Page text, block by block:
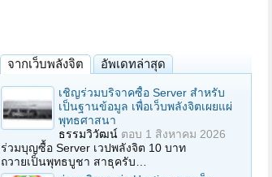
จากเว็บพลังจิต อัพเดทล่าสุด
เชิญร่วมบริจาคซื้อ Server สำหรับ
เป็นฐานข้อมูล เพื่อเว็บพลังจิตเผยแผ่
พุทธศาสนา
ธรรมวิวัฒน์ ตอบ 1 สิงหาคม 2026
ร่วมบุญซื้อ Server เวปพลังจิต 10 บาท
ถวายเป็นพุทธบูชา สาธุครับ…